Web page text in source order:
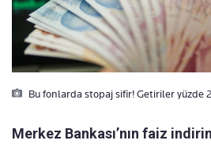
Bu fonlarda stopaj sifir! Getiriler yüzde
Merkez Bankası’nın faiz